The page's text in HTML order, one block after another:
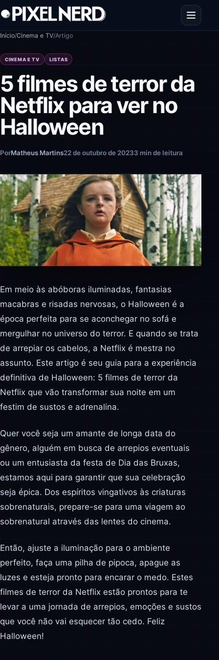
Pular para o conteúdo
Abrir
Início/Cinema e TV/Artigo
CINEMA E TV LISTAS
5 filmes de terror da
Netflix para ver no
Halloween
PorMatheus Martins22 de outubro de 20233 min de leitura
Em meio às abóboras iluminadas, fantasias
macabras e risadas nervosas, o Halloween é a
época perfeita para se aconchegar no sofá e
mergulhar no universo do terror. E quando se trata
de arrepiar os cabelos, a Netflix é mestra no
assunto. Este artigo é seu guia para a experiência
definitiva de Halloween: 5 filmes de terror da
Netflix que vão transformar sua noite em um
festim de sustos e adrenalina.
Quer você seja um amante de longa data do
gênero, alguém em busca de arrepios eventuais
ou um entusiasta da festa de Dia das Bruxas,
estamos aqui para garantir que sua celebração
seja épica. Dos espíritos vingativos às criaturas
sobrenaturais, prepare-se para uma viagem ao
sobrenatural através das lentes do cinema.
Então, ajuste a iluminação para o ambiente
perfeito, faça uma pilha de pipoca, apague as
luzes e esteja pronto para encarar o medo. Estes
filmes de terror da Netflix estão prontos para te
levar a uma jornada de arrepios, emoções e sustos
que você não vai esquecer tão cedo. Feliz
Halloween!